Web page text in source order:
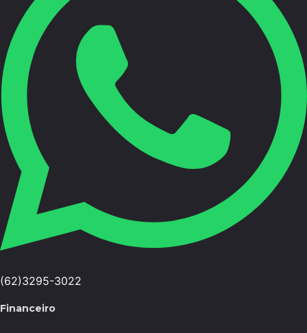
(62)3295-3022
Financeiro